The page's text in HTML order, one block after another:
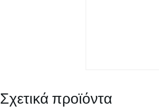
Σχετικά προϊόντα